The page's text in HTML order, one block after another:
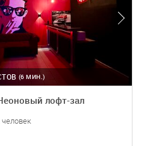
(6 МИН.)
лофт-зал
человек